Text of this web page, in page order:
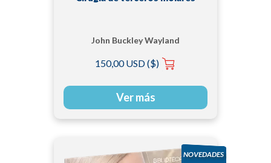
John Buckley Wayland
150,00 USD ($)
Ver más